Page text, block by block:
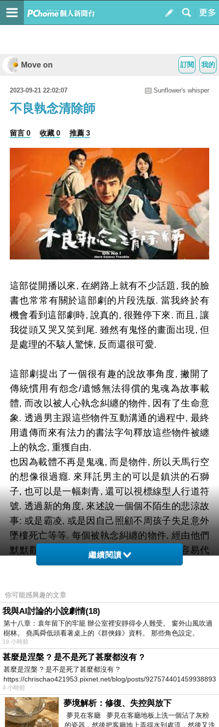
我的
訂閱
Move on
2023-09-21 22:02:07 Sunflower's whisper
不良執念清除師
留言 0 收藏 0 推薦 3
這部從開播以來, 在網路上就有不少話題, 我的臉
書也常常有關於這部劇的片段洗版. 當我終於有
機會看到這部劇時, 說真的, 很難停下來. 而且, 讓
我從頭又哭又笑到尾. 雖然有鬼怪的畫面出現, 但
是處理的不駭人驚悚, 反而還很可愛.
這部劇提出了一個很有趣的說故事角度, 撇開了
傳統慣用有怨念/遺憾無法得償的鬼魂為故事載
體, 而改以被人心執念糾纏的物件, 因有了生命意
象. 透過男主跟這些物件互動溝通的過程中, 最終
用遺傳而來有法力的書法字句釋放這些物件被纏
上的執念, 重獲自由.
也因為載體不再是鬼魂, 而是物件, 所以天馬行空
的想像很過癮. 來拜託男主的可以是鎮洪的石獅
子, 也可以是一幅刺青, 還可以視標線型人行道符
號. 透過新的角度, 來述說一個個不陌生的悲涼故
事: 或是霸凌, 或是因自己照顧不周孩子失足意外
墜樓死亡等等. 每個被執念糾纏的物件, 經由他們
默默觀察的第三者角度來述說, 讓觀眾更容易代
入. 因為我們本身最基本的角色, 也就是默默的旁
厭世中二又莫名善良到底的男主, 總是很容易說
出我們面對這些狀況的真正心聲. 不知道是否導
演的取景角度問題, 總覺得這部劇裡, 男主總是一
直用厭世讀三白眼看待一切, 真的很容易認為男
主就是一個一事無成的混混. 但明明我看演員其
他作品的照片, 就完全看不出來那種混混氣質. 這
樣曾敬驊算不算劇拋臉?
這部劇的女主角算是宋云樺, 但是跟男主沒有任
何曖昧感情線, 比較像是姊弟般的互動跟相處. 這
繼續閱讀
你可能感興趣的文章
我與AI討論的小說劇情(18)
第十八章：袁年留下的牢籠 辦公室裡安靜得令人難受。 窗外山風吹過
樹林。 堯禹舜低頭看著桌上的《群俠錄》資料。 那些角色設定。
19 小時前
甚麼是涅槃 ? 是不是死了甚麼都沒有 ?
甚麼是涅槃 ? 是不是死了甚麼都沒有 ?
https://chrischao421953.pixnet.net/blog/posts/927574401459938893
4 小時前
夢境解析：修復、失控與放下
夢見在客廳 夢見在客廳地板上洗一個沾了灰粉
的瓷器，然後把客廳地上弄得水到處流，然後又洗